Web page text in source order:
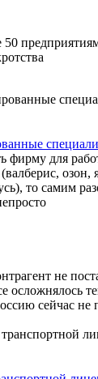
фирму для
озон,
то самим
не
осложнялось
сейчас не